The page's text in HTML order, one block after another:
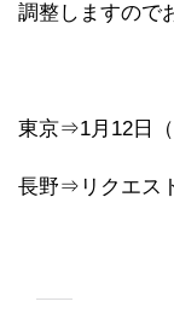
調整しますので
東京⇒1月12日
長野⇒リクエス